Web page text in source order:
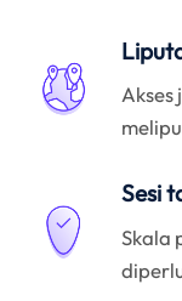
Sesi
Skala